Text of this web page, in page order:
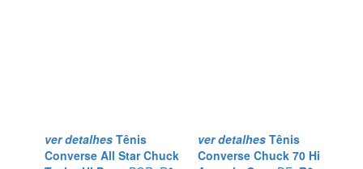
ver detalhes Tênis
Converse Chuck 70 Hi
ver detalhes Tênis
Converse Chuck 70 Hi